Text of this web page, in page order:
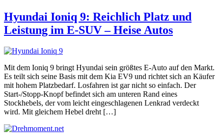
Hyundai Ioniq 9: Reichlich Platz und
Leistung im E-SUV – Heise Autos
Mit dem Ioniq 9 bringt Hyundai sein größtes E-Auto auf den Markt.
Es teilt sich seine Basis mit dem Kia EV9 und richtet sich an Käufer
mit hohem Platzbedarf. Losfahren ist gar nicht so einfach. Der
Start-/Stopp-Knopf befindet sich am unteren Rand eines
Stockhebels, der vom leicht eingeschlagenen Lenkrad verdeckt
wird. Mit gleichem Hebel dreht […]